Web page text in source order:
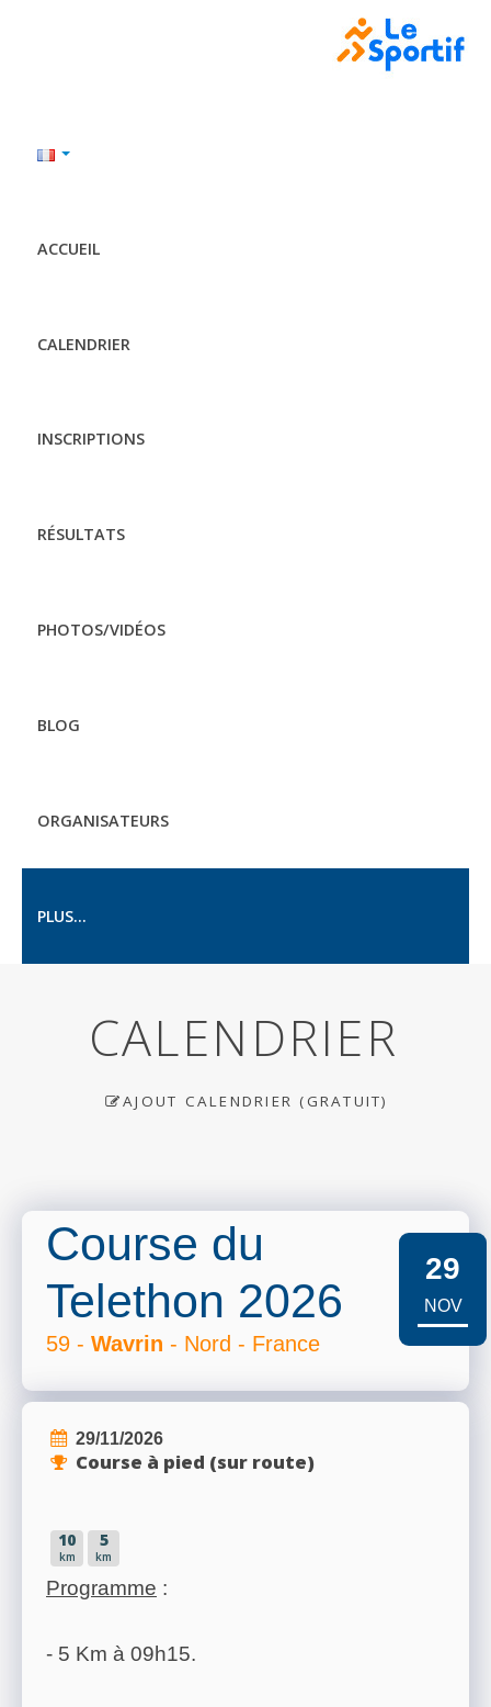
ACCUEIL
CALENDRIER
INSCRIPTIONS
RÉSULTATS
PHOTOS/VIDÉOS
BLOG
ORGANISATEURS
PLUS...
CALENDRIER
AJOUT CALENDRIER (GRATUIT)
Course du
Telethon 2026
59 - Wavrin - Nord - France
29
NOV
29/11/2026
Course à pied (sur route)
10
km
5
km
Programme :
- 5 Km à 09h15.